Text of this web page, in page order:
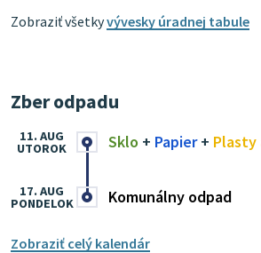
Zobraziť všetkyvývesky úradnej tabule
Zber odpadu
Sklo + Papier+ Plasty
11. AUG
UTOROK
Komunálny odpad
17. AUG
PONDELOK
Zobraziť celý kalendár